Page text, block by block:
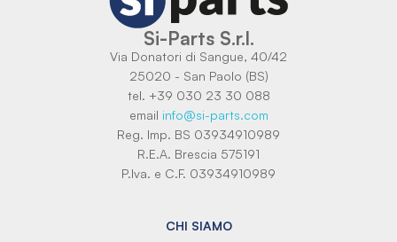
Si-Parts S.r.l.
Via Donatori di Sangue, 40/42
25020 - San Paolo (BS)
tel. +39 030 23 30 088
email info@si-parts.com
Reg. Imp. BS 03934910989
R.E.A. Brescia 575191
P.Iva. e C.F. 03934910989
CHI SIAMO